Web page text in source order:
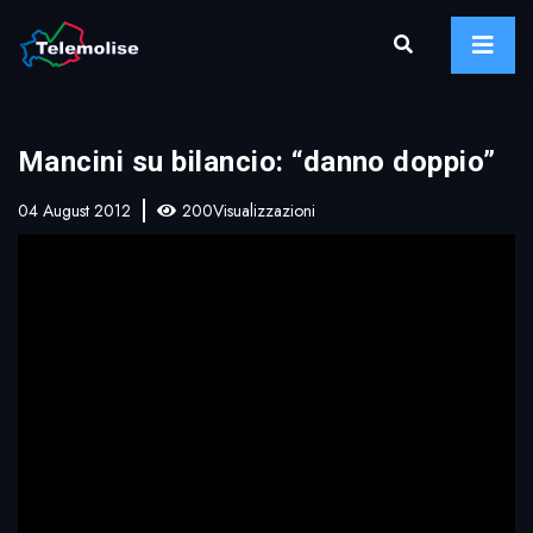
Mancini su bilancio: “danno doppio”
04 August 2012 200Visualizzazioni